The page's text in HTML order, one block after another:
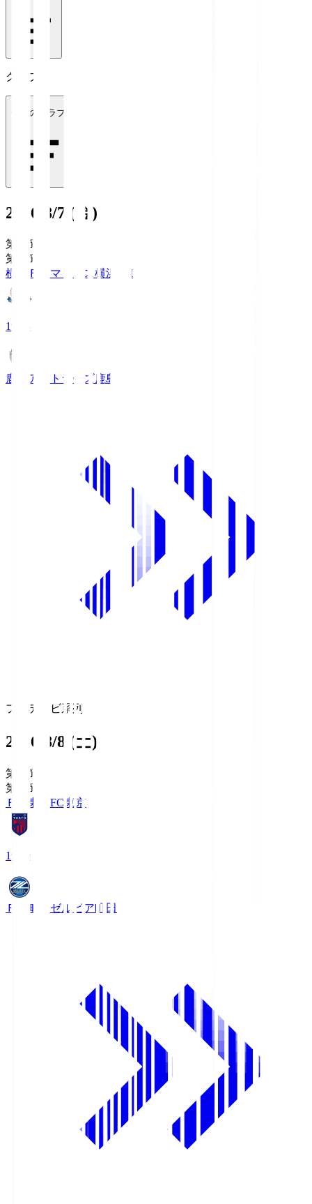
クラブ
全てのクラブ
2026/8/7 (金)
第1節
第1節
横浜Ｆ・マリノス横浜FM
19:25
鹿島アントラーズ鹿島
フジテレビ系列
2026/8/8 (土)
第1節
第1節
ＦＣ東京 FC東京
19:00
ＦＣ町田ゼルビア町田